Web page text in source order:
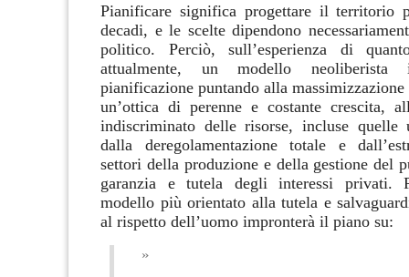
Pianificare significa progettare il territorio
decadi, e le scelte dipendono
politico. Perciò, sull’esperienza di
attualmente, un modello neoliberista
pianificazione puntando alla
un’ottica di perenne e costante crescita,
indiscriminato delle risorse, incluse quelle
dalla deregolamentazione totale e
settori della produzione e della gestione del
garanzia e tutela degli interessi privati.
modello più orientato alla tutela e
al rispetto dell’uomo impronterà il piano su: